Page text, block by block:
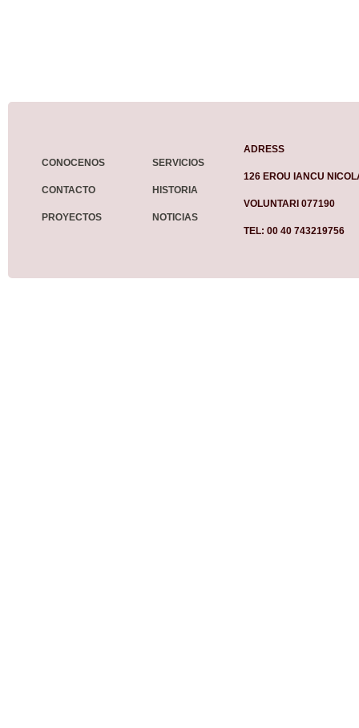
CONOCENOS
CONTACTO
PROYECTOS
SERVICIOS
HISTORIA
NOTICIAS
ADRESS
126 EROU IANCU
VOLUNTARI 077190
TEL: 00 40 743219756